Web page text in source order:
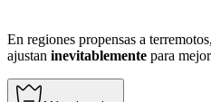
En regiones propensas a
ajustan inevitablemente para